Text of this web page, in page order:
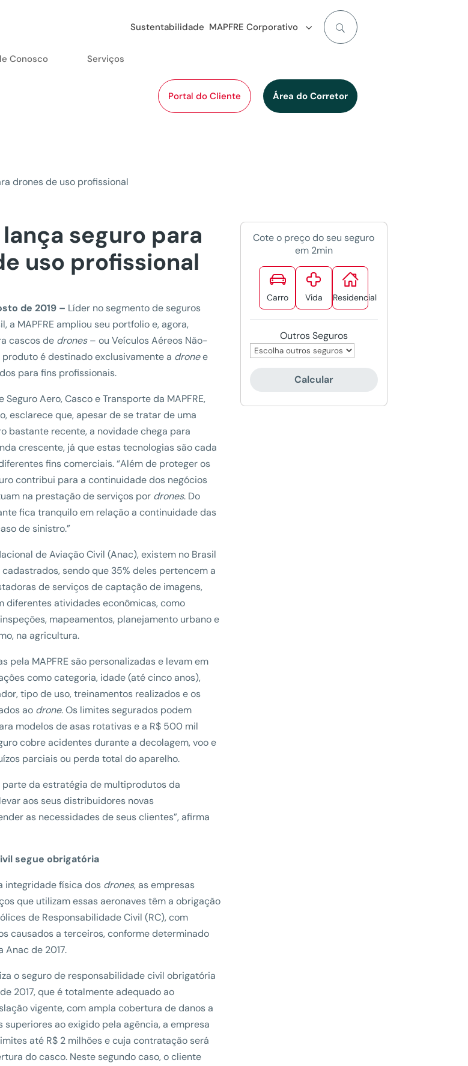
Sustentabilidade MAPFRE Corporativo
Portal do Cliente Área do Corretor
Conosco Serviços
drones de uso profissional
lança seguro para
uso profissional
de 2019 – Líder no segmento de seguros
a MAPFRE ampliou seu portfolio e, agora,
cascos de drones– ou Veículos Aéreos Não-
produto é destinado exclusivamente a dronee
para fins profissionais.
Aero, Casco e Transporte da MAPFRE,
esclarece que, apesar de se tratar de uma
bastante recente, a novidade chega para
crescente, já que estas tecnologias são cada
fins comerciais. “Além de proteger os
contribui para a continuidade dos negócios
na prestação de serviços por drones. Do
fica tranquilo em relação a continuidade das
de sinistro.”
de Aviação Civil (Anac), existem no Brasil
sendo que 35% deles pertencem a
de serviços de captação de imagens,
diferentes atividades econômicas, como
mapeamentos, planejamento urbano e
na agricultura.
pela MAPFRE são personalizadas e levam em
como categoria, idade (até cinco anos),
tipo de uso, treinamentos realizados e os
ao drone. Os limites segurados podem
modelos de asas rotativas e a R$ 500 mil
cobre acidentes durante a decolagem, voo e
parciais ou perda total do aparelho.
parte da estratégia de multiprodutos da
aos seus distribuidores novas
as necessidades de seus clientes”, afirma
segue obrigatória
integridade física dos drones, as empresas
que utilizam essas aeronaves têm a obrigação
de Responsabilidade Civil (RC), com
causados a terceiros, conforme determinado
Anac de 2017.
o seguro de responsabilidade civil obrigatória
2017, que é totalmente adequado ao
vigente, com ampla cobertura de danos a
superiores ao exigido pela agência, a empresa
até R$ 2 milhões e cuja contratação será
do casco. Neste segundo caso, o cliente
Cote o preço do seu seguro
em 2min

Carro

Vida

Residencial
Outros Seguros
Calcular